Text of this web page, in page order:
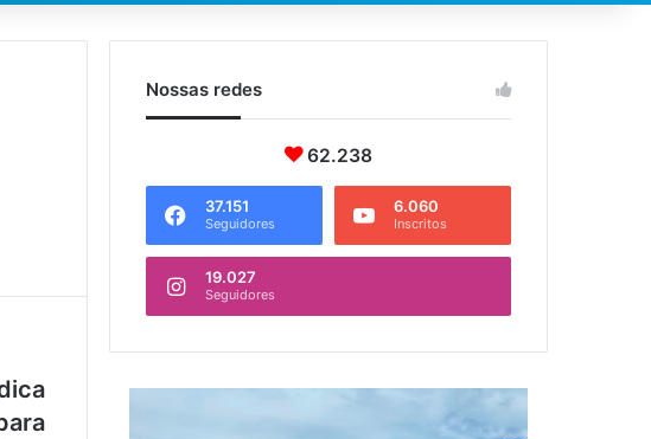
Nossas redes
62.238
37.151
Seguidores
6.060
Inscritos
19.027
Seguidores